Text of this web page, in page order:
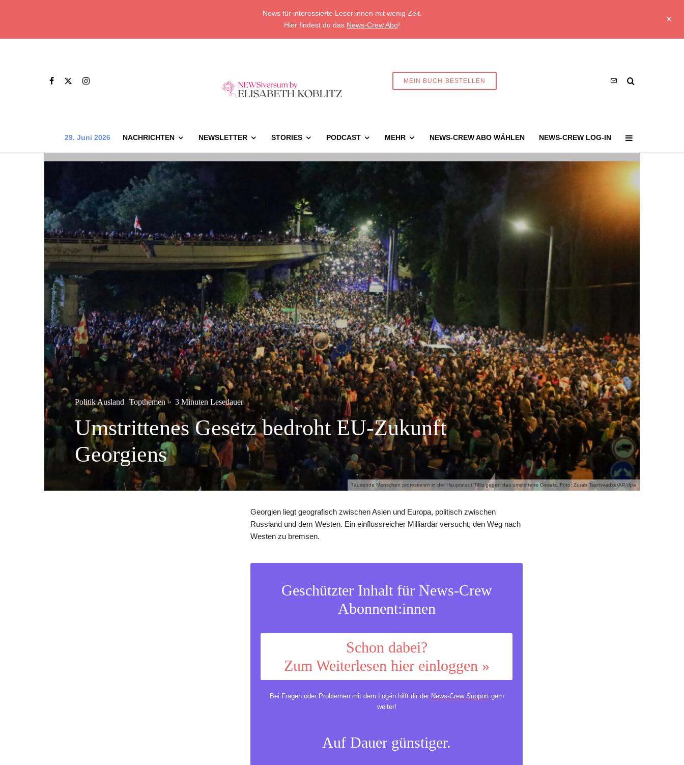
News für interessierte Leser:innen mit wenig Zeit.
Hier findest du das News-Crew Abo!
MEIN BUCH BESTELLEN
29. Juni 2026 NACHRICHTEN NEWSLETTER STORIES PODCAST MEHR NEWS-CREW ABO WÄHLEN NEWS-CREW LOG-IN
Tausende Menschen protestieren in der Hauptstadt Tiflis gegen das umstrittene Gesetz. Foto: Zurab Tsertsvadze/AP/dpa
Politik Ausland Topthemen · 3 Minuten Lesedauer
Umstrittenes Gesetz bedroht EU-Zukunft
Georgiens
Georgien liegt geografisch zwischen Asien und Europa, politisch zwischen
Russland und dem Westen. Ein einflussreicher Milliardär versucht, den Weg nach
Westen zu bremsen.
Geschützter Inhalt für News-Crew
Abonnent:innen
Schon dabei?
Zum Weiterlesen hier einloggen »
Bei Fragen oder Problemen mit dem Log-in hilft dir der News-Crew Supportgern
weiter!
Auf Dauer günstiger.